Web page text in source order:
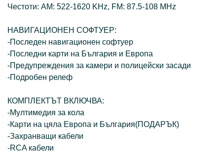
Честоти: AM: 522-1620 KHz, FM: 87.5-108 MHz
НАВИГАЦИОНЕН СОФТУЕР:
-Последен навигационен софтуер
-Последни карти на България и Европа
-Предупреждения за камери и полицейски засади
-Подробен релеф
КОМПЛЕКТЪТ ВКЛЮЧВА:
-Мултимедия за кола
-Карти на цяла Европа и България(ПОДАРЪК)
-Захранващи кабели
-RCA кабели